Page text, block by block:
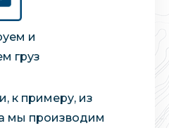
и
груз
к примеру, из
мы производим